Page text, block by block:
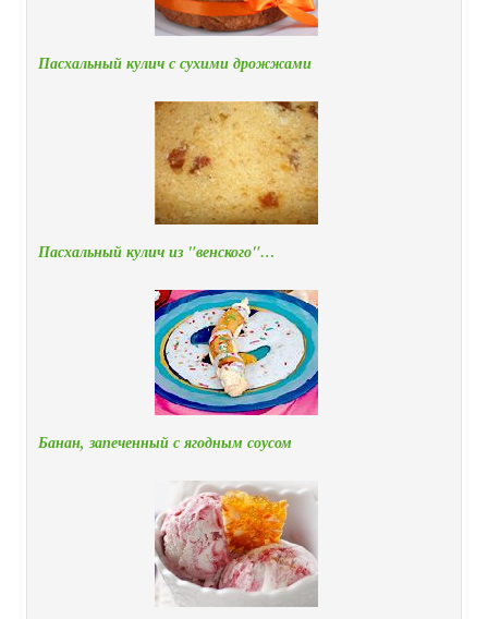
Пасхальный кулич с сухими дрожжами
Пасхальный кулич из "венского"…
Банан, запеченный с ягодным соусом